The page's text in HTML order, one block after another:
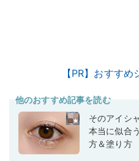
【PR】おすす
他のおすすめ記事を読む
そのアイシ
本当に似合
方＆塗り方